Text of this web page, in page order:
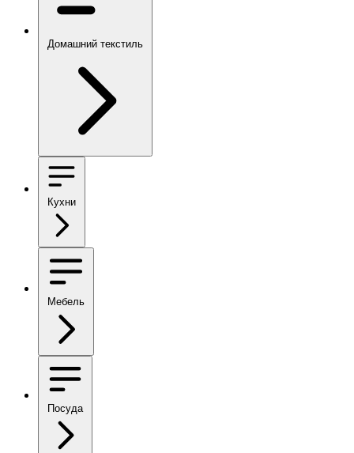
Домашний текстиль
Кухни
Мебель
Посуда